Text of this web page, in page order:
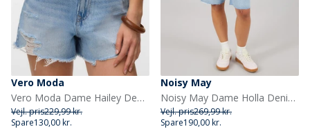
Vero Moda
Vero Moda Dame Hailey Denim Shorts Light Blue Denim
Vejl. pris229,99 kr.
Spare130,00 kr.
Noisy May
Noisy May Dame Holla Denim Shorts Light Blue Denim
Vejl. pris269,99 kr.
Spare190,00 kr.